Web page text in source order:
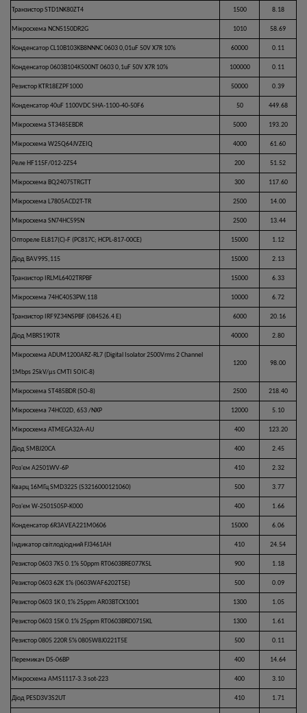
Транзистор STD1NK80ZT4 1500 8.18
Мікросхема NCN5150DR2G 1010 58.69
Конденсатор CL10B103KB8NNNC 0603 0,01uF 50V X7R 10% 60000 0.11
Конденсатор 0603B104K500NT 0603 0,1uF 50V X7R 10% 100000 0.11
Резистор KTR18EZPF1000 50000 0.39
Конденсатор 40uF 1100VDC SHA-1100-40-50F6 50 449.68
Мікросхема ST3485EBDR 5000 193.20
Мікросхема W25Q64JVZEIQ 4000 61.60
Реле HF115F/012-2ZS4 200 51.52
Мікросхема BQ24075TRGTT 300 117.60
Мікросхема L7805ACD2T-TR 2500 14.00
Мікросхема SN74HC595N 2500 13.44
Оптореле EL817(C)-F (PC817C; HCPL-817-00CE) 15000 1.12
Діод BAV99S,115 15000 2.13
Транзистор IRLML6402TRPBF 15000 6.33
Мікросхема 74HC4053PW,118 10000 6.72
Транзистор IRF9Z34NSPBF (084526.4 E) 6000 20.16
Діод MBRS190TR 40000 2.80
Мікросхема ADUM1200ARZ-RL7 (Digital Isolator 2500Vrms 2 Channel
1Mbps 25kV/µs CMTI SOIC-8)
1200 98.00
Мікросхема ST485BDR (SO-8) 2500 218.40
Мікросхема 74HC02D, 653 /NXP 12000 5.10
Мікросхема ATMEGA32A-AU 400 123.20
Діод SMBJ20CA 400 2.45
Роз'єм A2501WV-6P 410 2.32
Кварц 16МГц SMD3225 (S3216000121060) 500 3.77
Роз'єм W-2501S05P-K000 400 1.66
Конденсатор 6R3AVEA221M0606 15000 6.06
Індикатор світлодіодний FJ3461AH 410 24.54
Резистор 0603 7K5 0.1% 50ppm RT0603BRE077K5L 900 1.18
Резистор 0603 62K 1% (0603WAF6202T5E) 500 0.09
Резистор 0603 1K 0,1% 25ppm AR03BTCX1001 1300 1.05
Резистор 0603 15K 0.1% 25ppm RT0603BRD0715KL 1300 1.61
Резистор 0805 220R 5% 0805W8J0221T5E 500 0.11
Перемикач DS-06BP 400 14.64
Мікросхема AMS1117-3.3 sot-223 400 3.10
Діод PESD3V3S2UT 410 1.71